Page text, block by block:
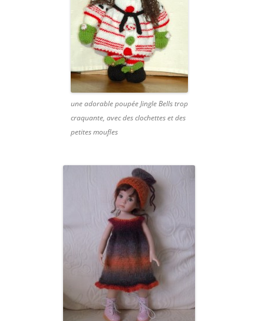
une adorable poupée Jingle Bells trop
craquante, avec des clochettes et des
petites moufles